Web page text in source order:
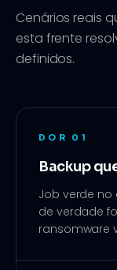
Cenários reais
esta frente
definidos.
DOR 01
Backup
Job verde
de verdade
ransomware